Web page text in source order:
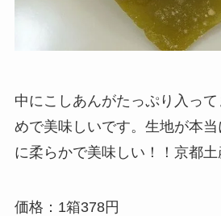
中にこしあんがたっぷり入って
めで美味しいです。生地が本
に柔らかで美味しい！！京都土
価格：1箱378円